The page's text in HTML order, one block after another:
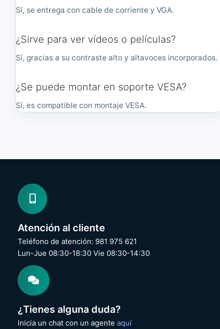
Sí, se entrega con cable de corriente y VGA.
¿Sirve para ver vídeos o películas?
Sí, gracias a su contraste alto y altavoces incorporados.
¿Se puede montar en soporte VESA?
Sí, es compatible con montaje VESA.
Atención al cliente
Teléfono de atención: 981 975 621
Lun-Jue 08:30-18:30 Vie 08:30-14:30
¿Tienes alguna duda?
Inicia un chat con un agenteaquí